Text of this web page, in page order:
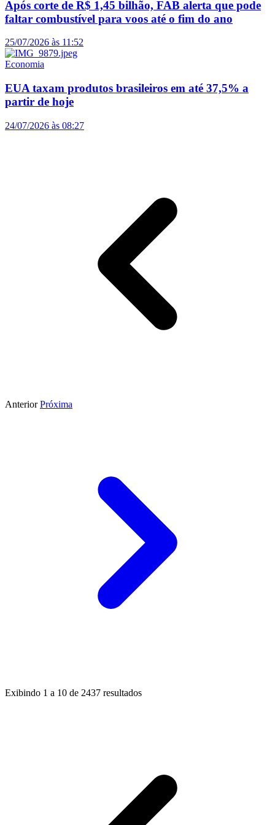
Após corte de R$ 1,45 bilhão, FAB alerta que pode
faltar combustível para voos até o fim do ano
25/07/2026 às 11:52
Economia
EUA taxam produtos brasileiros em até 37,5% a
partir de hoje
24/07/2026 às 08:27
AnteriorPróxima
Exibindo 1 a 10 de 2437 resultados